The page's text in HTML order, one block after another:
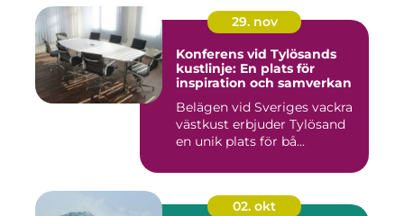
29. nov
Konferens vid Tylösands
kustlinje: En plats för
inspiration och samverkan
Belägen vid Sveriges vackra
västkust erbjuder Tylösand
en unik plats för bå...
02. okt